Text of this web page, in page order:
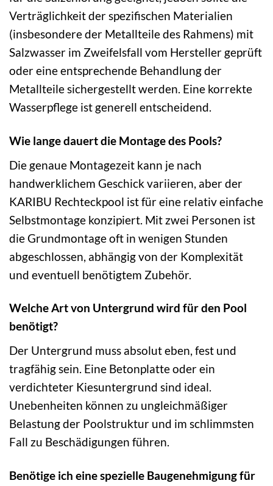
Verträglichkeit der spezifischen Materialien
(insbesondere der Metallteile des Rahmens) mit
Salzwasser im Zweifelsfall vom Hersteller geprüft
oder eine entsprechende Behandlung der
Metallteile sichergestellt werden. Eine korrekte
Wasserpflege ist generell entscheidend.
Wie lange dauert die Montage des Pools?
Die genaue Montagezeit kann je nach
handwerklichem Geschick variieren, aber der
KARIBU Rechteckpool ist für eine relativ einfache
Selbstmontage konzipiert. Mit zwei Personen ist
die Grundmontage oft in wenigen Stunden
abgeschlossen, abhängig von der Komplexität
und eventuell benötigtem Zubehör.
Welche Art von Untergrund wird für den Pool
benötigt?
Der Untergrund muss absolut eben, fest und
tragfähig sein. Eine Betonplatte oder ein
verdichteter Kiesuntergrund sind ideal.
Unebenheiten können zu ungleichmäßiger
Belastung der Poolstruktur und im schlimmsten
Fall zu Beschädigungen führen.
Benötige ich eine spezielle Baugenehmigung für